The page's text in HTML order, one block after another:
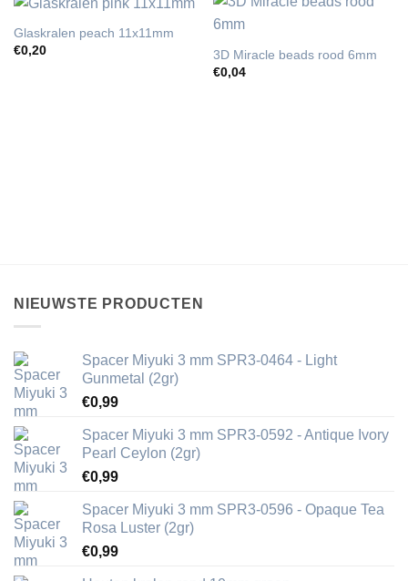
Glaskralen peach 11x11mm
€0,20
3D Miracle beads rood 6mm
€0,04
NIEUWSTE PRODUCTEN
Spacer Miyuki 3 mm SPR3-0464 - Light
Gunmetal (2gr)
€0,99
Spacer Miyuki 3 mm SPR3-0592 - Antique Ivory
Pearl Ceylon (2gr)
€0,99
Spacer Miyuki 3 mm SPR3-0596 - Opaque Tea
Rosa Luster (2gr)
€0,99